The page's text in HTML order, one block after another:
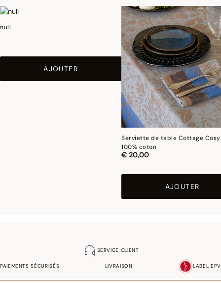
null
AJOUTER
Serviette de table Cottage Cosy
100% coton
€ 20,00
AJOUTER
SERVICE CLIENT
PAIEMENTS SÉCURISÉS LIVRAISON LABEL EPV